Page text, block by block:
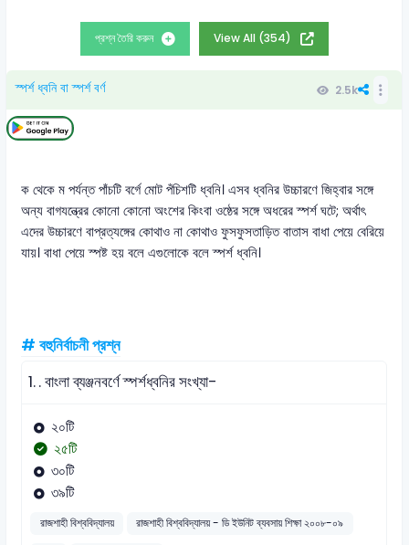
প্রশ্ন তৈরি করুন View All (354)
স্পর্শ ধ্বনি বা স্পর্শ বর্ণ 2.5k
ক থেকে ম পর্যন্ত পাঁচটি বর্গে মোট পঁচিশটি ধ্বনি। এসব ধ্বনির উচ্চারণে জিহ্বার সঙ্গে
অন্য বাগযন্ত্রের কোনো কোনো অংশের কিংবা ওষ্ঠের সঙ্গে অধরের স্পর্শ ঘটে; অর্থাৎ
এদের উচ্চারণে বাপ্রত্যঙ্গের কোথাও না কোথাও ফুসফুসতাড়িত বাতাস বাধা পেয়ে বেরিয়ে
যায়। বাধা পেয়ে স্পষ্ট হয় বলে এগুলোকে বলে স্পর্শ ধ্বনি।
# বহুনির্বাচনী প্রশ্ন
1.. বাংলা ব্যঞ্জনবর্ণে স্পর্শধ্বনির সংখ্যা-
২০টি
২৫টি
৩০টি
৩৯টি
রাজশাহী বিশ্ববিদ্যালয়
রাজশাহী বিশ্ববিদ্যালয় - ডি ইউনিট ব্যবসায় শিক্ষা ২০০৮-০৯